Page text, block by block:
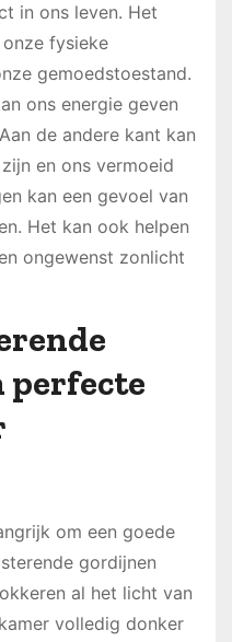
in ons leven. Het
fysieke
gemoedstoestand.
ons energie geven
de andere kant kan
en ons vermoeid
kan een gevoel van
Het kan ook helpen
ongewenst zonlicht
perfecte
om een goede
gordijnen
al het licht van
volledig donker